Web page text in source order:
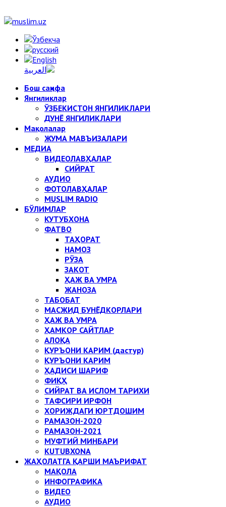
Бош саҳифа
Янгиликлар
ЎЗБЕКИСТОН ЯНГИЛИКЛАРИ
ДУНЁ ЯНГИЛИКЛАРИ
Мақолалар
ЖУМА МАВЪИЗАЛАРИ
МЕДИА
ВИДЕОЛАВҲАЛАР
СИЙРАТ
АУДИО
ФОТОЛАВҲАЛАР
MUSLIM RADIO
БЎЛИМЛАР
КУТУБХОНА
ФАТВО
ТАҲОРАТ
НАМОЗ
РЎЗА
ЗАКОТ
ҲАЖ ВА УМРА
ЖАНОЗА
ТАБОБАТ
МАСЖИД БУНЁДКОРЛАРИ
ҲАЖ ВА УМРА
ҲАМКОР САЙТЛАР
АЛОҚА
ҚУРЪОНИ КАРИМ (дастур)
ҚУРЪОНИ КАРИМ
ҲАДИСИ ШАРИФ
ФИҚҲ
СИЙРАТ ВА ИСЛОМ ТАРИХИ
ТАФСИРИ ИРФОН
ХОРИЖДАГИ ЮРТДОШИМ
РАМАЗОН-2020
РАМАЗОН-2021
МУФТИЙ МИНБАРИ
KUTUBXONA
ЖАҲОЛАТГА ҚАРШИ МАЪРИФАТ
МАҚОЛА
ИНФОГРАФИКА
ВИДЕО
АУДИО